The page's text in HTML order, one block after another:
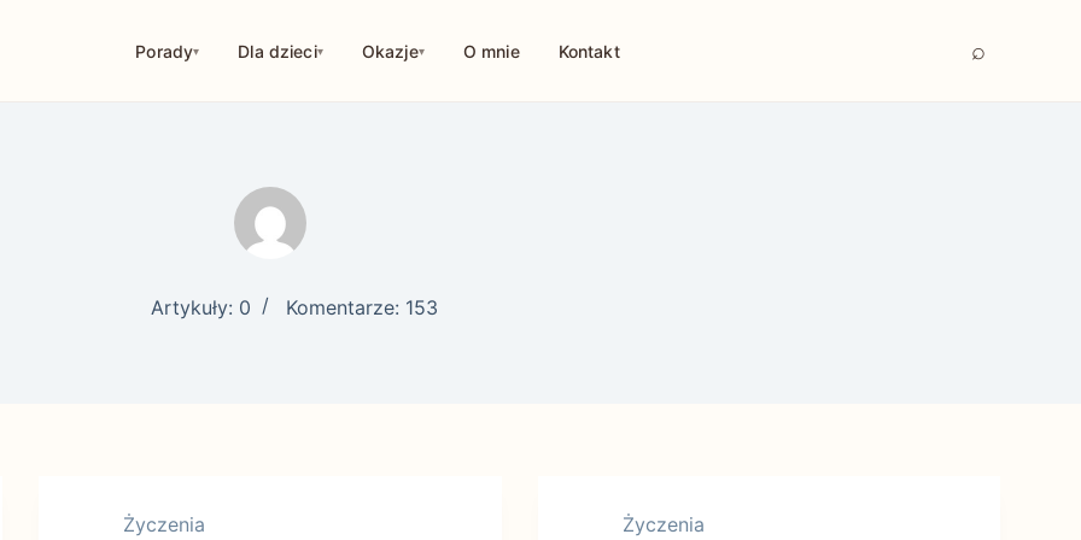
Porady
42
32
Dla dzieci Okazje O mnie Kontakt ⌕
Artykuły: 0 Komentarze: 153
Życzenia Życzenia